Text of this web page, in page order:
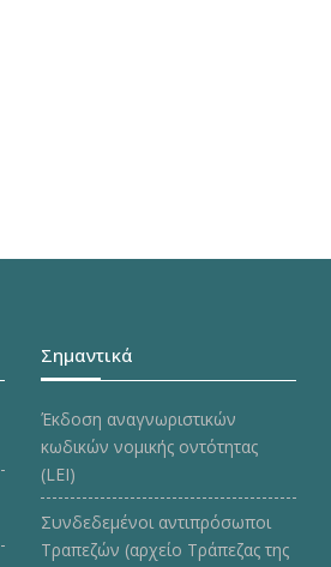
Σημαντικά
Έκδοση αναγνωριστικών
κωδικών νομικής οντότητας
(LEI)
Συνδεδεμένοι αντιπρόσωποι
Τραπεζών (αρχείο Τράπεζας της